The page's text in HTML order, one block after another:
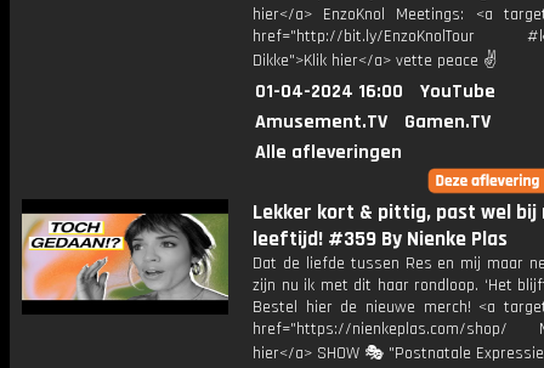
hier</a> EnzoKnol Meetings: <a
href="http://bit.ly/EnzoKnolTour
Dikke">Klik hier</a> vette peace ✌
01-04-2024 16:00
YouTube
Amusement.TV
Gamen.TV
Alle afleveringen
⁠Lekker kort & pittig, past wel bij
leeftijd! #359 By Nienke Plas
Dat de liefde tussen Res en mij maar
zijn nu ik met dit haar rondloop. ‘Het
Bestel hier de nieuwe merch! <a
href="https://nienkeplas.com/shop/
hier</a> SHOW 🎭 "Postnatale